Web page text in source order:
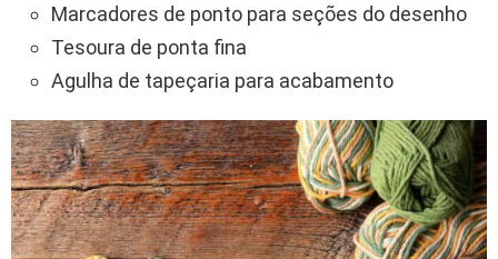
Marcadores de ponto para seções do desenho
Tesoura de ponta fina
Agulha de tapeçaria para acabamento